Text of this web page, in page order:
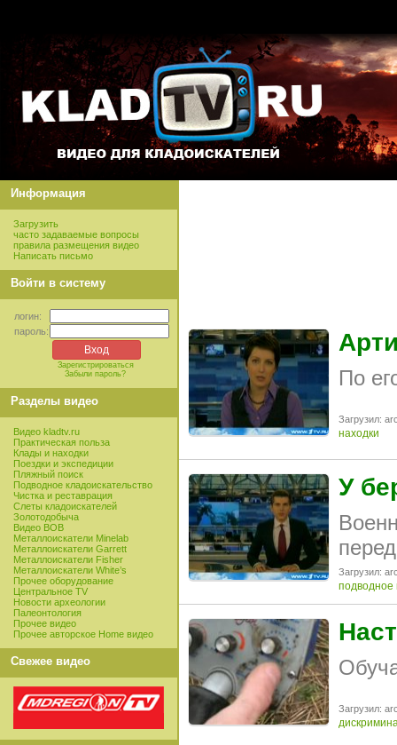
Информация
Загрузить
часто задаваемые вопросы
правила размещения видео
Написать письмо
Войти в систему
логин:
пароль:
Зарегистрироваться
Забыли пароль?
Разделы видео
Видео kladtv.ru
Практическая польза
Клады и находки
Поездки и экспедиции
Пляжный поиск
Подводное кладоискательство
Чистка и реставрация
Слеты кладоискателей
Золотодобыча
Видео ВОВ
Металлоискатели Minelab
Металлоискатели Garrett
Металлоискатели Fisher
Металлоискатели White’s
Прочее оборудование
Центральное TV
Новости археологии
Палеонтология
Прочее видео
Прочее авторское Home видео
Свежее видео
По
Загрузил:
находки
У
Загрузил:
подводное
Загрузил: